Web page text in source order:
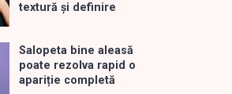
textură și definire
Salopeta bine aleasă
poate rezolva rapid o
apariție completă